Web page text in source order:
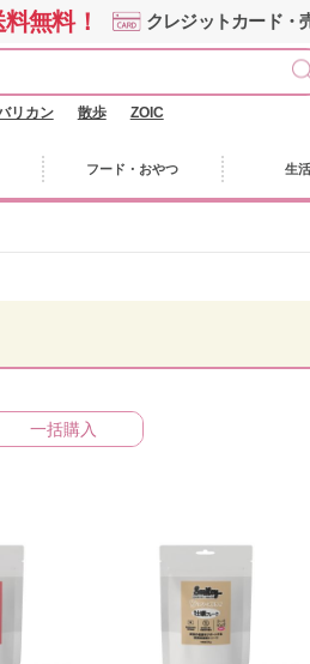
無料！ クレジットカード・
リカン 散歩 ZOIC
フード・おやつ 生
一括購入